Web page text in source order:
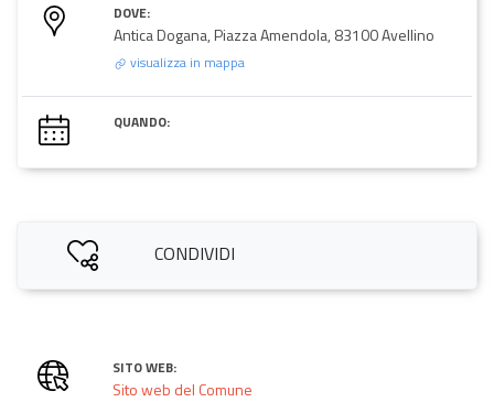
DOVE:
Antica Dogana, Piazza Amendola, 83100 Avellino
visualizza in mappa
QUANDO:
CONDIVIDI
SITO WEB:
Sito web del Comune